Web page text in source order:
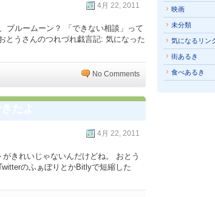
4月 22, 2011
ブルームーン？ 「できない相談」って
とうさんのつれづれ戯言記: 気になった
No Comments
4月 22, 2011
きれいじゃないんだけどね。 おとう
のふぁぼりとかBitlyで短縮した
映画
未分類
気になるリン
街あるき
食べあるき